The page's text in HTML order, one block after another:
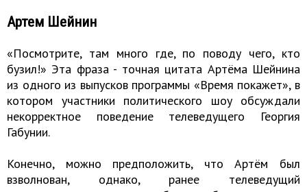
Артем Шейнин
«Посмотрите, там много где, по поводу чего, кто
бузил!» Эта фраза - точная цитата Артёма Шейнина
из одного из выпусков программы «Время покажет», в
котором участники политического шоу обсуждали
некорректное поведение телеведущего Георгия
Габунии.
Конечно, можно предположить, что Артём был
взволнован, однако, ранее телеведущий